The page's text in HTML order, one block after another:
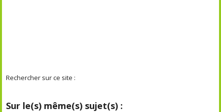
Rechercher sur ce site :
Sur le(s) même(s) sujet(s) :